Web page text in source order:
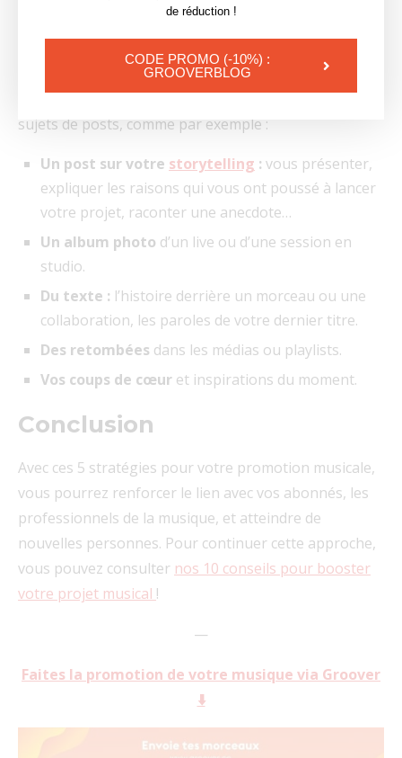
des éléments visuels qui continuent à travers
Vous pouvez utiliser les carrousels pour plusieurs
sujets de posts, comme par exemple :
Un post sur votre storytelling : vous présenter,
expliquer les raisons qui vous ont poussé à lancer
votre projet, raconter une anecdote…
Un album photo d’un live ou d’une session en
studio.
Du texte : l’histoire derrière un morceau ou une
collaboration, les paroles de votre dernier titre.
Des retombées dans les médias ou playlists.
Vos coups de cœur et inspirations du moment.
Conclusion
Avec ces 5 stratégies pour votre promotion musicale,
vous pourrez renforcer le lien avec vos abonnés, les
professionnels de la musique, et atteindre de
nouvelles personnes. Pour continuer cette approche,
vous pouvez consulter nos 10 conseils pour booster
votre projet musical !
—
Faites la promotion de votre musique via Groover
⬇️
de réduction !
CODE PROMO (-10%) :
GROOVERBLOG